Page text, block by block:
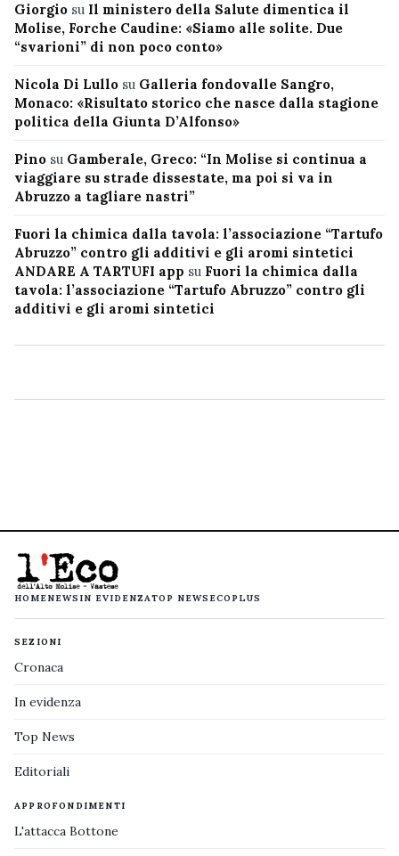
Giorgio su Il ministero della Salute dimentica il
Molise, Forche Caudine: «Siamo alle solite. Due
“svarioni” di non poco conto»
Nicola Di Lullo su Galleria fondovalle Sangro,
Monaco: «Risultato storico che nasce dalla stagione
politica della Giunta D’Alfonso»
Pino su Gamberale, Greco: “In Molise si continua a
viaggiare su strade dissestate, ma poi si va in
Abruzzo a tagliare nastri”
Fuori la chimica dalla tavola: l’associazione “Tartufo
Abruzzo” contro gli additivi e gli aromi sintetici
ANDARE A TARTUFI app su Fuori la chimica dalla
tavola: l’associazione “Tartufo Abruzzo” contro gli
additivi e gli aromi sintetici
HOMENEWS IN EVIDENZATOP NEWS ECOPLUS
SEZIONI
Cronaca
In evidenza
Top News
Editoriali
APPROFONDIMENTI
L'attacca Bottone